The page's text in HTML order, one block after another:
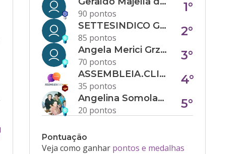
90 pontos
1°
SETTESINDICO GOVERNANÇA CONDOMINIAL
85 pontos
2°
Angela Merici Grzybowski
70 pontos
3°
ASSEMBLEIA.CLICK
35 pontos
4°
Angelina Somolanji R. Oliveira
20 pontos
5°
Pontuação
Veja como ganhar pontos e medalhas